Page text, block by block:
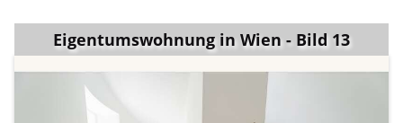
Eigentumswohnung in Wien - Bild 13